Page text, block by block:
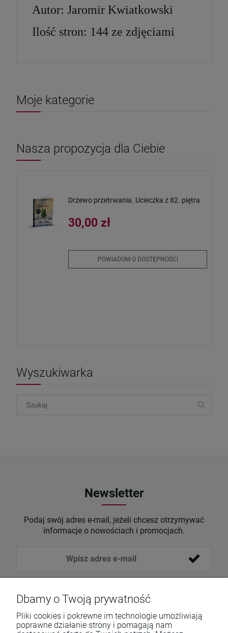
Autor: Jaromir Kwiatkowski
Ilość stron: 144 ze zdjęciami
Moje kategorie
Nasza propozycja dla Ciebie
Drzewo przetrwania. Ucieczka z 82. piętra
30,00 zł
POWIADOM O DOSTĘPNOŚCI
Wyszukiwarka
Newsletter
Podaj swój adres e-mail, jeżeli chcesz otrzymywać
informacje o nowościach i promocjach.
Dbamy o Twoją prywatność
Pliki cookies i pokrewne im technologie umożliwiają
poprawne działanie strony i pomagają nam